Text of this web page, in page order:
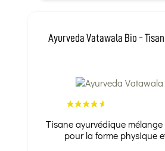
Ayurveda Vatawala Bio -
Tisane ayurvédique
pour la forme physique